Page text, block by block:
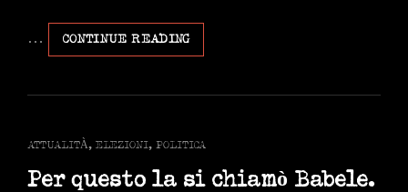
… CONTINUE READINGONOREVOLE
ANDREA
A
GRILLINO
CAT
LINKS
ATTUALITÀ, ELEZIONI, POLITICA
Per questo la si chiamò Babele.